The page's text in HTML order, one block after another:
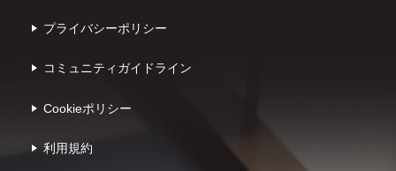
プライバシーポリシー
コミュニティガイドライン
Cookieポリシー
利⽤規約